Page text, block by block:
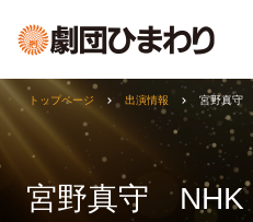
宮野真守 NHK
トップページ 出演情報 宮野真守